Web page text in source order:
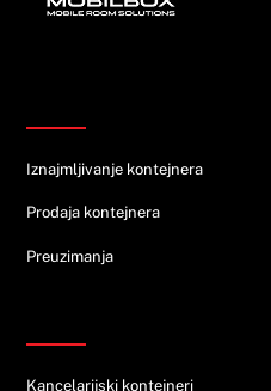
Iznajmljivanje kontejnera
Prodaja kontejnera
Preuzimanja
Kancelarijski kontejneri